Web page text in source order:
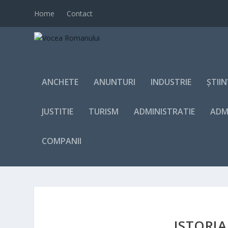
Home Contact
ANCHETE ANUNTURI INDUSTRIE
JUSTITIE TURISM ADMINISTRATIE
COMPANII